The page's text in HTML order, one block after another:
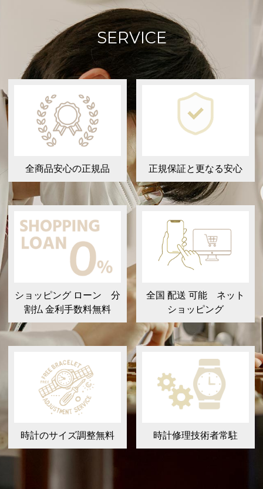
SERVICE
全商品安心の正規品 正規保証と更なる安心
ショッピング ローン 分
割払 金利手数料無料
全国 配送 可能 ネット
ショッピング
時計のサイズ調整無料 時計修理技術者常駐